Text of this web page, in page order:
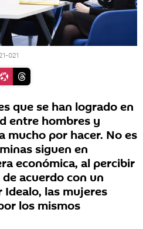
021
que se han logrado en
entre hombres y
mucho por hacer. No es
siguen en
económica, al percibir
acuerdo con un
las mujeres
los mismos